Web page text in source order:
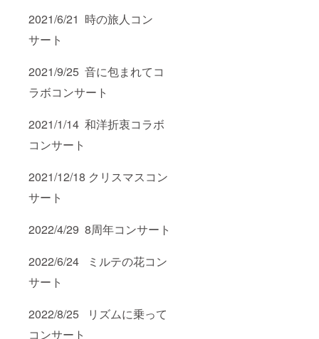
2021/6/21 時の旅人コン
サート
2021/9/25 音に包まれてコ
ラボコンサート
2021/1/14 和洋折衷コラボ
コンサート
2021/12/18 クリスマスコン
サート
2022/4/29 8周年コンサート
2022/6/24 ミルテの花コン
サート
2022/8/25 リズムに乗って
コンサート